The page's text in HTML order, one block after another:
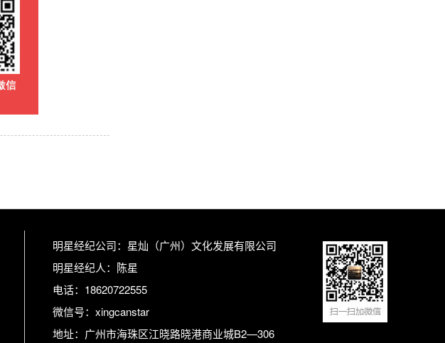
明星经纪公司：星灿（广州）文化发展有限公司
明星经纪人：陈星
电话：18620722555
微信号：xingcanstar
地址：广州市海珠区江晓路晓港商业城B2—306